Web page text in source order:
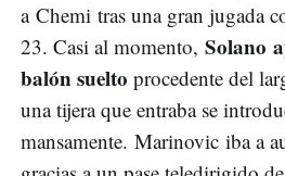
a Chemi tras una gran jugada
23. Casi al momento, Solano
balón suelto procedente del
una tijera que entraba se
mansamente. Marinovic iba a